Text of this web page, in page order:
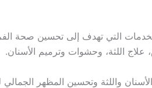
التي تهدف إلى تحسين صحة الفم
اللثة، وحشوات وترميم الأسنان.
واللثة وتحسين المظهر الجمالي